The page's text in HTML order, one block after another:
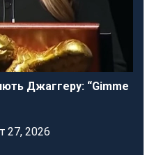
Джаггеру: “Gimme
27, 2026